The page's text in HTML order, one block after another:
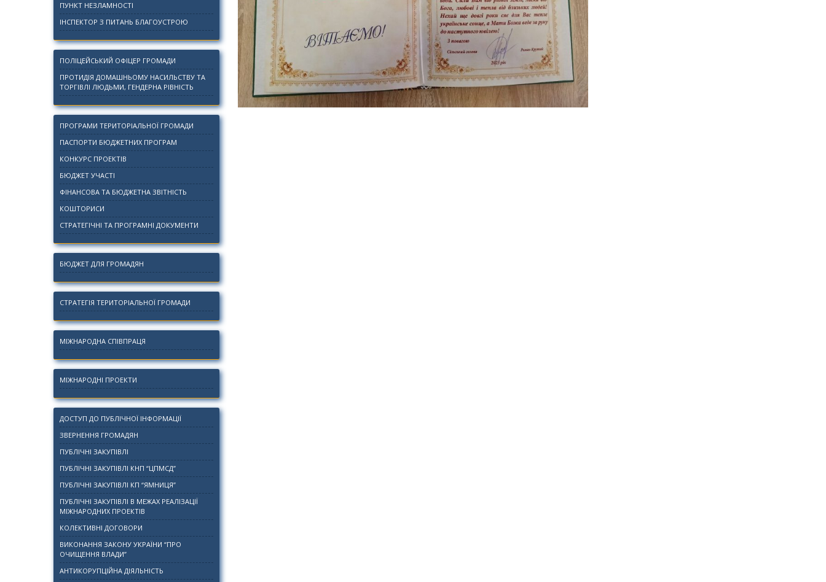
ПУНКТ НЕЗЛАМНОСТІ
ІНСПЕКТОР З ПИТАНЬ БЛАГОУСТРОЮ
ПОЛІЦЕЙСЬКИЙ ОФІЦЕР ГРОМАДИ
ПРОТИДІЯ ДОМАШНЬОМУ НАСИЛЬСТВУ ТА
ТОРГІВЛІ ЛЮДЬМИ, ГЕНДЕРНА РІВНІСТЬ
ПРОГРАМИ ТЕРИТОРІАЛЬНОЇ ГРОМАДИ
ПАСПОРТИ БЮДЖЕТНИХ ПРОГРАМ
КОНКУРС ПРОЕКТІВ
БЮДЖЕТ УЧАСТІ
ФІНАНСОВА ТА БЮДЖЕТНА ЗВІТНІСТЬ
КОШТОРИСИ
СТРАТЕГІЧНІ ТА ПРОГРАМНІ ДОКУМЕНТИ
БЮДЖЕТ ДЛЯ ГРОМАДЯН
СТРАТЕГІЯ ТЕРИТОРІАЛЬНОЇ ГРОМАДИ
МІЖНАРОДНА СПІВПРАЦЯ
МІЖНАРОДНІ ПРОЕКТИ
ДОСТУП ДО ПУБЛІЧНОЇ ІНФОРМАЦІЇ
ЗВЕРНЕННЯ ГРОМАДЯН
ПУБЛІЧНІ ЗАКУПІВЛІ
ПУБЛІЧНІ ЗАКУПІВЛІ КНП “ЦПМСД”
ПУБЛІЧНІ ЗАКУПІВЛІ КП “ЯМНИЦЯ”
ПУБЛІЧНІ ЗАКУПІВЛІ В МЕЖАХ РЕАЛІЗАЦІЇ
МІЖНАРОДНИХ ПРОЕКТІВ
КОЛЕКТИВНІ ДОГОВОРИ
ВИКОНАННЯ ЗАКОНУ УКРАЇНИ “ПРО
ОЧИЩЕННЯ ВЛАДИ”
АНТИКОРУПЦІЙНА ДІЯЛЬНІСТЬ